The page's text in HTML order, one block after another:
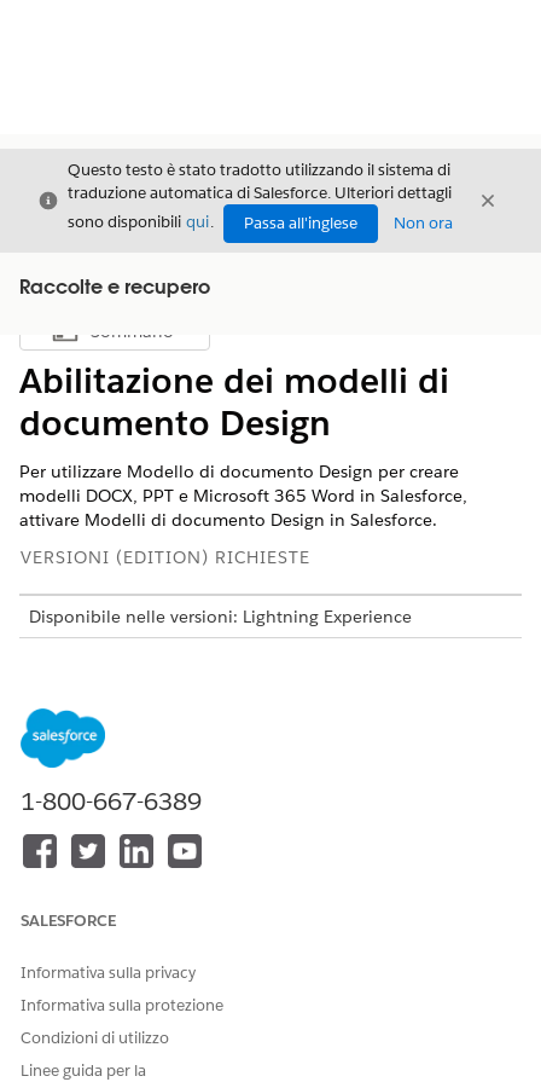
Chiudi
Questo testo è stato tradotto utilizzando il sistema di
traduzione automatica di Salesforce. Ulteriori dettagli
sono disponibili qui. Passa all'inglese Non ora
Chiudi
Raccolte e recupero
Mostra sommario
Sommario
Abilitazione dei modelli di
documento Design
Per utilizzare Modello di documento Design per creare
modelli DOCX, PPT e Microsoft 365 Word in Salesforce,
attivare Modelli di documento Design in Salesforce.
VERSIONI (EDITION) RICHIESTE
Disponibile nelle versioni: Lightning Experience
documento Design:
Attivare Progetta modelli di documento in Salesforce
Facci sapere, così possiamo migliorare!
1-800-667-6389
SALESFORCE
Informativa sulla privacy
Informativa sulla protezione
Condizioni di utilizzo
Linee guida per la